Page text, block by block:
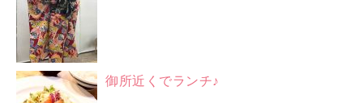
御所近くでランチ♪